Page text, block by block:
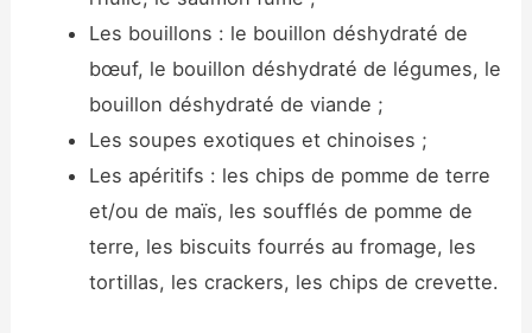
Les bouillons : le bouillon déshydraté de
bœuf, le bouillon déshydraté de légumes, le
bouillon déshydraté de viande ;
Les soupes exotiques et chinoises ;
Les apéritifs : les chips de pomme de terre
et/ou de maïs, les soufflés de pomme de
terre, les biscuits fourrés au fromage, les
tortillas, les crackers, les chips de crevette.